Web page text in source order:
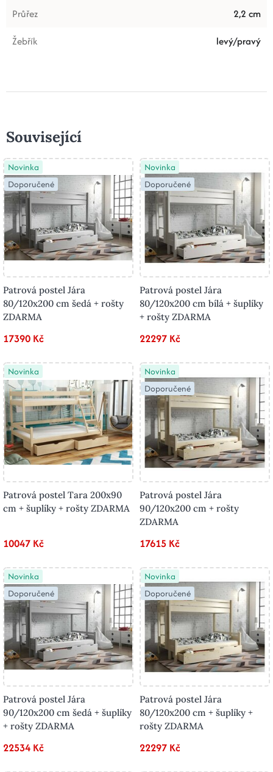
Průřez
2,2 cm
Žebřík
levý/pravý
Související
Novinka
Doporučené
Patrová postel Jára
80/120x200 cm šedá + rošty
ZDARMA
17390 Kč
Novinka
Doporučené
Patrová postel Jára
80/120x200 cm bílá + šuplíky
+ rošty ZDARMA
22297 Kč
Novinka
Patrová postel Tara 200x90
cm + šuplíky + rošty ZDARMA
10047 Kč
Novinka
Doporučené
Patrová postel Jára
90/120x200 cm + rošty
ZDARMA
17615 Kč
Novinka
Doporučené
Patrová postel Jára
90/120x200 cm šedá + šuplíky
+ rošty ZDARMA
22534 Kč
Novinka
Doporučené
Patrová postel Jára
80/120x200 cm + šuplíky +
rošty ZDARMA
22297 Kč